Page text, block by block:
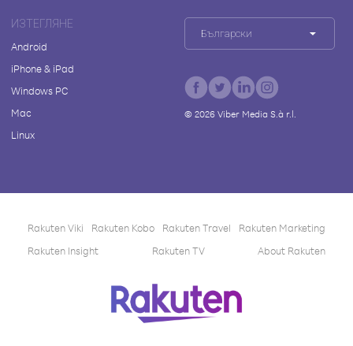
ИЗТЕГЛЯНЕ
Android
iPhone & iPad
Windows PC
Mac
Linux
Български
© 2026Viber Media S.à r.l.
Rakuten Viki Rakuten Kobo Rakuten Travel
Rakuten Marketing
Rakuten Insight
Rakuten TV About Rakuten